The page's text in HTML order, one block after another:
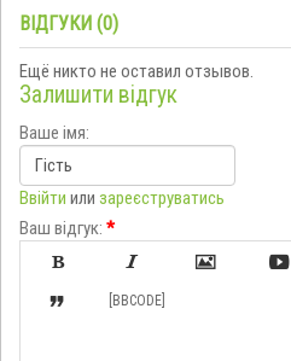
ВІДГУКИ (0)
Ещё никто не оставил отзывов.
Залишити відгук
Ваше імя:
Ввійти или зареєструватись
Ваш відгук: *

  
 [BBCODE]